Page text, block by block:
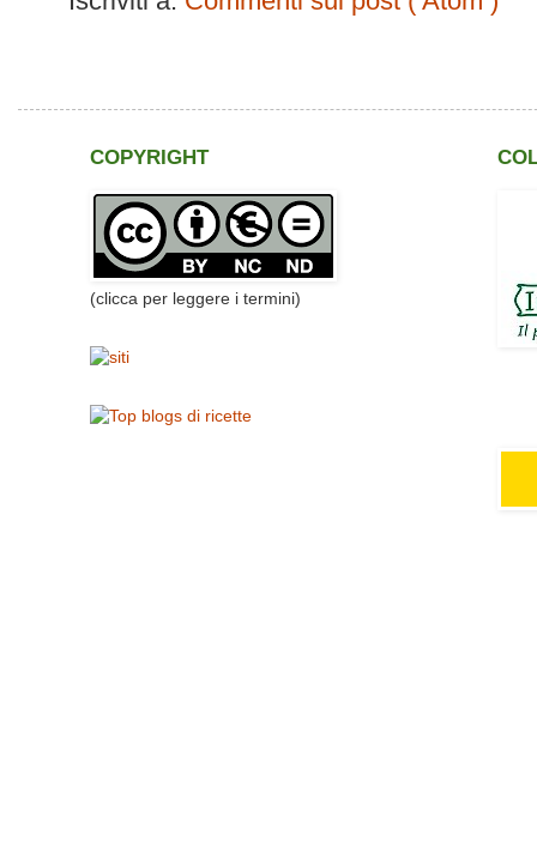
COPYRIGHT
(clicca per leggere i termini)